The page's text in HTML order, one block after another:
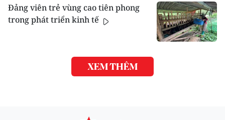
Đảng viên trẻ vùng cao tiên phong
trong phát triển kinh tế
XEM THÊM